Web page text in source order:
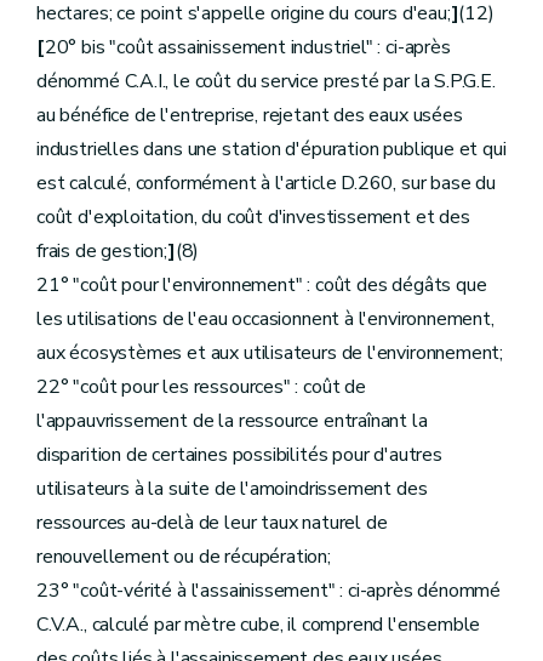
hectares; ce point s'appelle origine du cours d'eau;](12)
[20° bis "coût assainissement industriel" : ci-après
dénommé C.A.I., le coût du service presté par la S.P.G.E.
au bénéfice de l'entreprise, rejetant des eaux usées
industrielles dans une station d'épuration publique et qui
est calculé, conformément à l'article D.260, sur base du
coût d'exploitation, du coût d'investissement et des
frais de gestion;](8)
21° "coût pour l'environnement" : coût des dégâts que
les utilisations de l'eau occasionnent à l'environnement,
aux écosystèmes et aux utilisateurs de l'environnement;
22° "coût pour les ressources" : coût de
l'appauvrissement de la ressource entraînant la
disparition de certaines possibilités pour d'autres
utilisateurs à la suite de l'amoindrissement des
ressources au-delà de leur taux naturel de
renouvellement ou de récupération;
23° "coût-vérité à l'assainissement" : ci-après dénommé
C.V.A., calculé par mètre cube, il comprend l'ensemble